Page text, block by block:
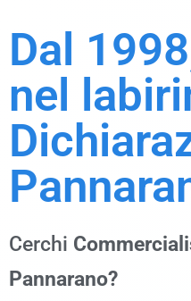
Dal
nel
Cerchi
Pannarano?